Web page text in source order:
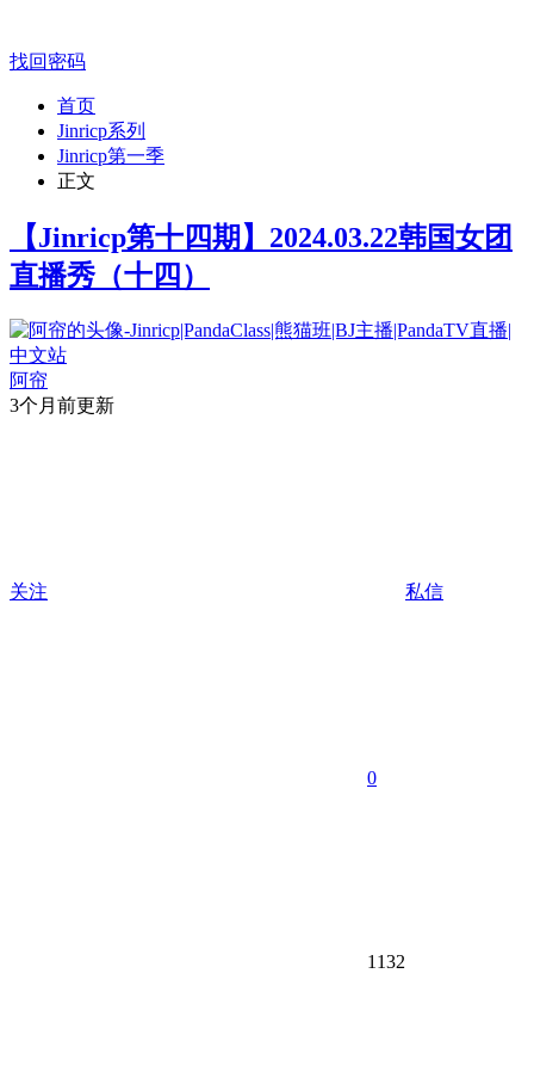
找回密码
首页
Jinricp系列
Jinricp第一季
正文
【Jinricp第十四期】2024.03.22韩国女团
直播秀（十四）
阿帘
3个月前更新
关注 私信
0
1132